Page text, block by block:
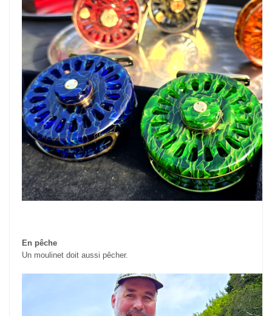
En pêche
Un moulinet doit aussi pêcher.